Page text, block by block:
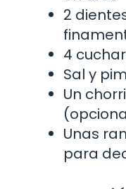
2
4
Sal y
Un
Unas
para